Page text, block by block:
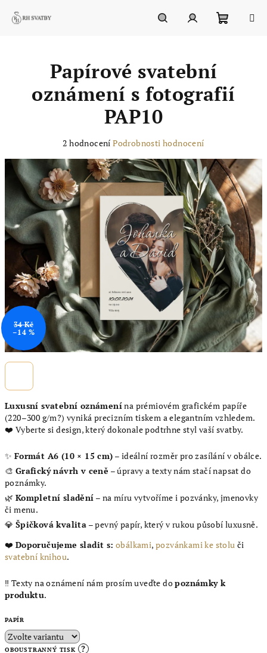
Luxusní svatební oznámenína prémiovém grafickém papíře
(220–300 g/m?) vyniká precizním tiskem a elegantním vzhledem.
❤️ Vyberte si design, který dokonale podtrhne styl vaší svatby.
✨ Formát A6 (10 × 15 cm) – ideální rozměr pro zasílání v obálce.
🎨 Grafický návrh v ceně – úpravy a texty nám stačí napsat do
poznámky.
🌿 Kompletní sladění – na míru vytvoříme i pozvánky, jmenovky
či menu.
💎 Špičková kvalita – pevný papír, který v rukou působí luxusně.
❤️ Doporučujeme sladit s: obálkami,pozvánkami ke stolu či
svatební knihou.
‼️ Texty na oznámení nám prosím uveďte dopoznámky k
produktu.
PAPÍR
OBOUSTRANNÝ TISK ?
Papírové svatební
oznámení s fotografií
PAP10
produktu
hvězdiček.
2 hodnocení Podrobnosti hodnocení
34 Kč
–14 %